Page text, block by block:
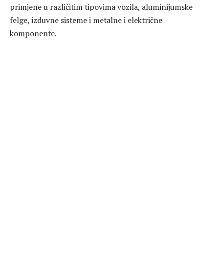
primjene u različitim tipovima vozila, aluminijumske
felge, izduvne sisteme i metalne i električne
komponente.